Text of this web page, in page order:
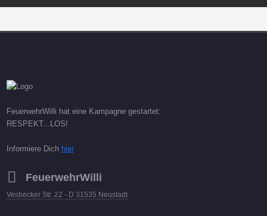
FeuerwehrWilli hat eine Kampagne gestartet:
RESPEKT...LOS!
Informiere Dich hier
FeuerwehrWilli
Vesbecker Str. 22 - D 31535 Neustadt